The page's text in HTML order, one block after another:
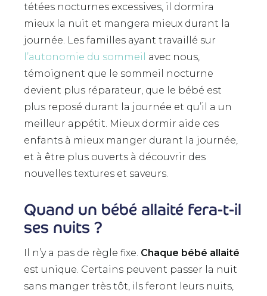
tétées nocturnes excessives, il dormira
mieux la nuit et mangera mieux durant la
journée. Les familles ayant travaillé sur
l’autonomie du sommeil
avec nous,
témoignent que le sommeil nocturne
devient plus réparateur, que le bébé est
plus reposé durant la journée et qu’il a un
meilleur appétit. Mieux dormir aide ces
enfants à mieux manger durant la journée,
et à être plus ouverts à découvrir des
nouvelles textures et saveurs.
Quand un bébé allaité fera-t-il
ses nuits ?
Il n’y a pas de règle fixe. Chaque bébé allaité
est unique. Certains peuvent passer la nuit
sans manger très tôt, ils feront leurs nuits,